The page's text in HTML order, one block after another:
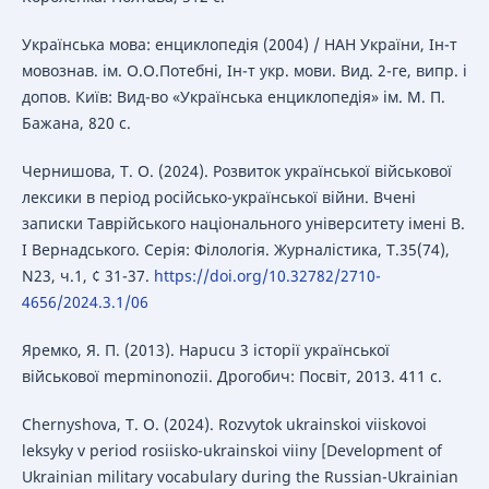
Українська мова: енциклопедія (2004) / HAH України, Ін-т
мовознав. ім. О.О.Потебні, Ін-т укр. мови. Вид. 2-ге, випр. і
допов. Київ: Вид-во «Українська енциклопедія» ім. М. П.
Бажана, 820 с.
Чернишова, Т. О. (2024). Розвиток української військової
лексики в період російсько-української війни. Вчені
записки Таврійського національного університету імені B.
I Вернадського. Серія: Філологія. Журналістика, T.35(74),
N23, ч.1, ¢ 31-37. https://doi.org/10.32782/2710-
4656/2024.3.1/06
Яремко, Я. П. (2013). Hapucu 3 історії української
військової mepminonozii. Дрогобич: Посвіт, 2013. 411 c.
Chernyshova, T. O. (2024). Rozvytok ukrainskoi viiskovoi
leksyky v period rosiisko-ukrainskoi viiny [Development of
Ukrainian military vocabulary during the Russian-Ukrainian